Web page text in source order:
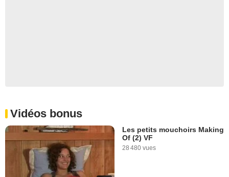
Vidéos bonus
Les petits mouchoirs Making
Of (2) VF
28 480 vues